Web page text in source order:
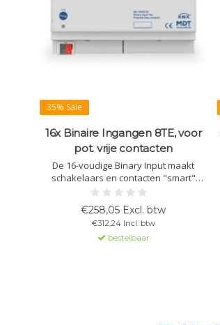
35% Sale
16x Binaire Ingangen 8TE, voor
pot. vrije contacten
De 16-voudige Binary Input maakt
schakelaars en contacten "smart"
binnen KNX-systemen. Ondersteunt
lange/korte drukknopbediening,
geïntegreerde logica, en uitgebreide
tellerfuncties. Ideaal voor schakelaars
en raamcontacten.
€258,05 Excl. btw
€312,24 Incl. btw
bestelbaar